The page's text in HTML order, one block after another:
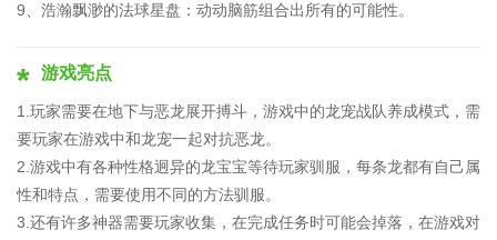
9、浩瀚飘渺的法球星盘：动动脑筋组合出所有的可能性。
游戏亮点
1.玩家需要在地下与恶龙展开搏斗，游戏中的龙宠战队养成模式，需
要玩家在游戏中和龙宠一起对抗恶龙。
2.游戏中有各种性格迥异的龙宝宝等待玩家驯服，每条龙都有自己属
性和特点，需要使用不同的方法驯服。
3.还有许多神器需要玩家收集，在完成任务时可能会掉落，在游戏对